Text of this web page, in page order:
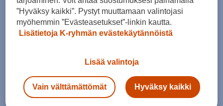
45 45,5 46 47 48
Lisää ostoskoriin
”Hyväksy kaikki”. Pystyt muuttamaan valintojasi
myöhemmin ”Evästeasetukset”-linkin kautta.
Lisätietoja K-ryhmän evästekäytännöistä
Lisää valintoja
Vain välttämättömät Hyväksy kaikki